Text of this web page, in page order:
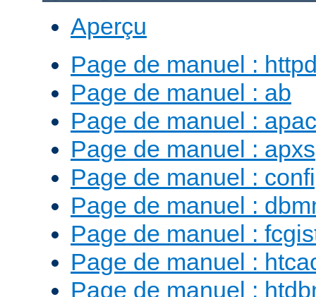
Aperçu
Page de manuel :
Page de manuel : ab
Page de manuel :
Page de manuel : apxs
Page de manuel :
Page de manuel :
Page de manuel :
Page de manuel :
Page de manuel :